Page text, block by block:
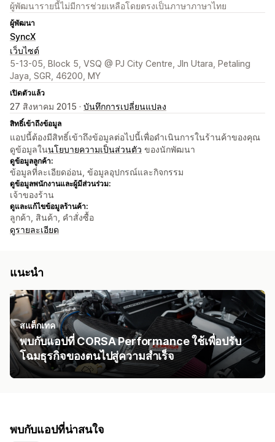
ผู้พัฒนารายนี้ไม่มีการช่วยเหลือโดยตรงเป็นภาษาภาษาไทย
ผู้พัฒนา
SyncX
เว็บไซต์
5-13-05, Block 5, VSQ @ PJ City Centre, Jln Utara, Petaling
Jaya, SGR, 46200, MY
เปิดตัวแล้ว
27 สิงหาคม 2015 · บันทึกการเปลี่ยนแปลง
สิทธิ์เข้าถึงข้อมูล
แอปนี้ต้องมีสิทธิ์เข้าถึงข้อมูลต่อไปนี้เพื่อดำเนินการในร้านค้าของคุณ
ดูข้อมูลในนโยบายความเป็นส่วนตัว ของนักพัฒนา
ดูข้อมูลลูกค้า:
ข้อมูลที่ละเอียดอ่อน, ข้อมูลอุปกรณ์และกิจกรรม
ดูข้อมูลพนักงานและผู้มีส่วนร่วม:
เจ้าของร้าน
ดูและแก้ไขข้อมูลร้านค้า:
ลูกค้า, สินค้า, คำสั่งซื้อ
ดูรายละเอียด
แนะนำ
สแต็กเทค
พบกับแอปที่ CORSA Performance ใช้เพื่อปรับ
โฉมธุรกิจของตนไปสู่ความสำเร็จ
พบกับแอปที่น่าสนใจ